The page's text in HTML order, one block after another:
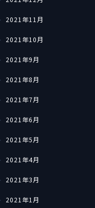
2021年11月
2021年10月
2021年9月
2021年8月
2021年7月
2021年6月
2021年5月
2021年4月
2021年3月
2021年1月